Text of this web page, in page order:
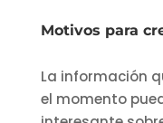
Motivos para
La información
el momento